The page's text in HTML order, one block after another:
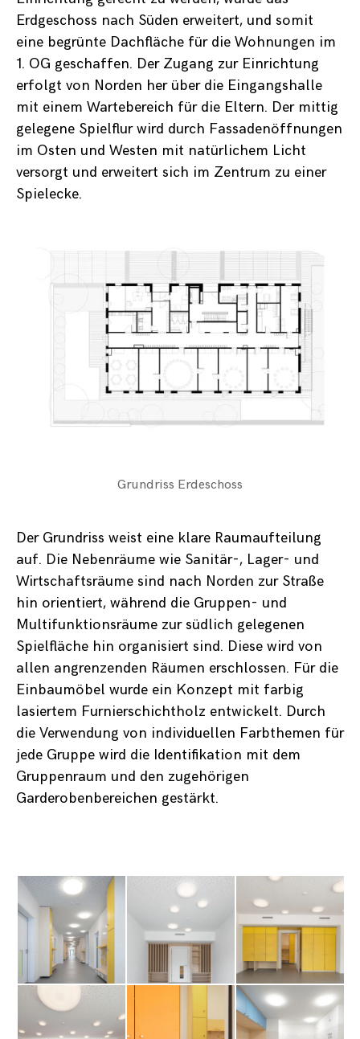
Erdgeschoss nach Süden erweitert, und somit
eine begrünte Dachfläche für die Wohnungen im
1. OG geschaffen. Der Zugang zur Einrichtung
erfolgt von Norden her über die Eingangshalle
mit einem Wartebereich für die Eltern. Der mittig
gelegene Spielflur wird durch Fassadenöffnungen
im Osten und Westen mit natürlichem Licht
versorgt und erweitert sich im Zentrum zu einer
Spielecke.
Grundriss Erdeschoss
Der Grundriss weist eine klare Raumaufteilung
auf. Die Nebenräume wie Sanitär-, Lager- und
Wirtschaftsräume sind nach Norden zur Straße
hin orientiert, während die Gruppen- und
Multifunktionsräume zur südlich gelegenen
Spielfläche hin organisiert sind. Diese wird von
allen angrenzenden Räumen erschlossen. Für die
Einbaumöbel wurde ein Konzept mit farbig
lasiertem Furnierschichtholz entwickelt. Durch
die Verwendung von individuellen Farbthemen für
jede Gruppe wird die Identifikation mit dem
Gruppenraum und den zugehörigen
Garderobenbereichen gestärkt.